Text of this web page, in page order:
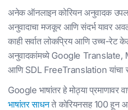
अनेक ऑनलाइन कोरियन अनुवादक
अनुवादाचा मजकूर आणि संदर्भ यावर
काही सर्वात लोकप्रिय आणि उच्च-रेट
अनुवादकांमध्ये Google
आणि SDL FreeTranslation यांचा
Google भाषांतर हे मोठ्या प्रमाणावर
भाषांतर साधनते कोरियनसह 100 हून